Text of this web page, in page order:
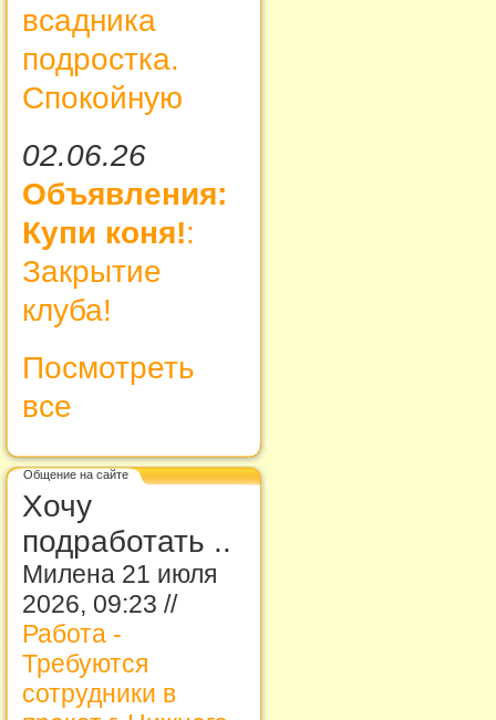
всадника
подростка.
Спокойную
02.06.26
Объявления:
Купи коня!:
Закрытие
клуба!
Посмотреть
все
Общение на сайте
Хочу
подработать ..
Милена 21 июля
2026, 09:23 //
Работа -
Требуются
сотрудники в